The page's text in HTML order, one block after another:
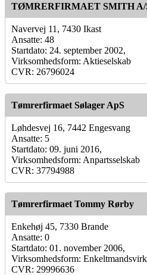
TØMRERFIRMAET SMITH A/
Navervej 11, 7430 Ikast
Ansatte: 48
Startdato: 24. september 2002,
Virksomhedsform: Aktieselskab
CVR: 26796024
Tømrerfirmaet Sølager ApS
Løhdesvej 16, 7442 Engesvang
Ansatte: 5
Startdato: 09. juni 2016,
Virksomhedsform: Anpartsselskab
CVR: 37794988
Tømrerfirmaet Tommy Rørby
Enkehøj 45, 7330 Brande
Ansatte: 0
Startdato: 01. november 2006,
Virksomhedsform:
CVR: 29996636